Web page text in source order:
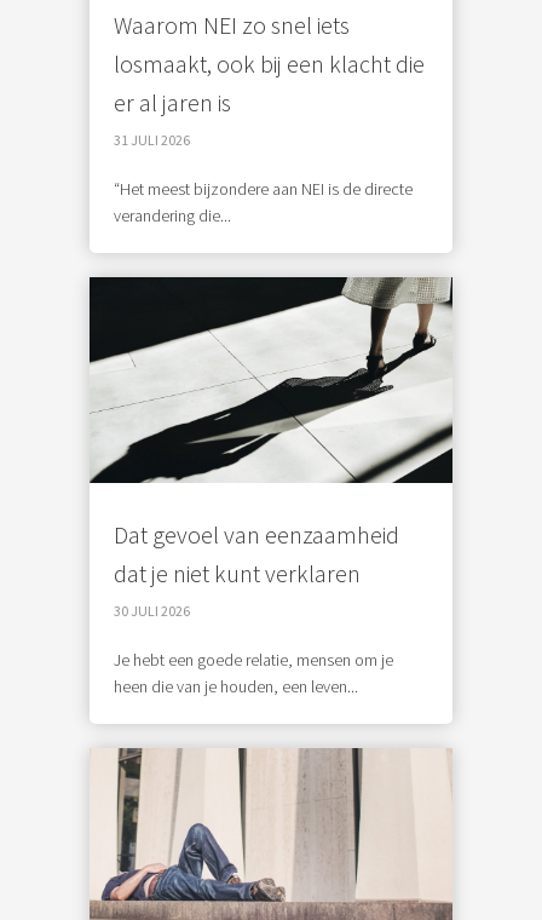
Waarom NEI zo snel iets
losmaakt, ook bij een klacht die
er al jaren is
31 JULI 2026
“Het meest bijzondere aan NEI is de directe
verandering die...
Dat gevoel van eenzaamheid
dat je niet kunt verklaren
30 JULI 2026
Je hebt een goede relatie, mensen om je
heen die van je houden, een leven...